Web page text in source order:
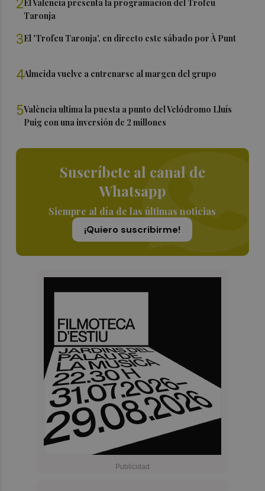
2El Valencia presenta la programación del Trofeu
Taronja
3El 'Trofeu Taronja', en directo este sábado por À Punt
4Almeida vuelve a entrenarse al margen del grupo
5València ultima la puesta a punto del Velódromo Lluís
Puig con una inversión de 2 millones
Suscríbete al canal de
Whatsapp
Siempre al día de las últimas noticias
¡Quiero suscribirme!